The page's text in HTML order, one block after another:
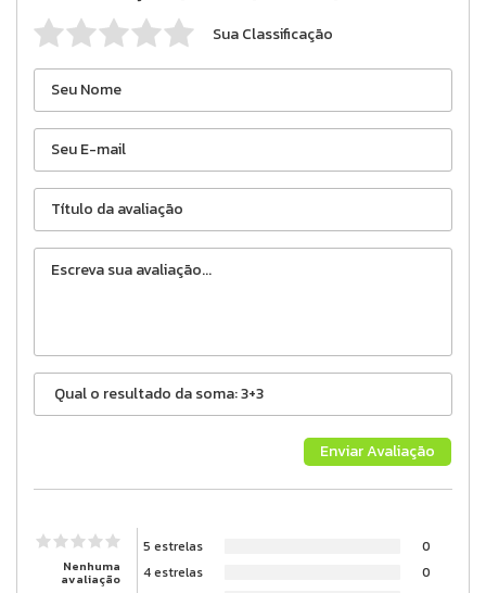
Sua Classificação
Nenhuma
avaliação
5 estrelas
0
4 estrelas
0